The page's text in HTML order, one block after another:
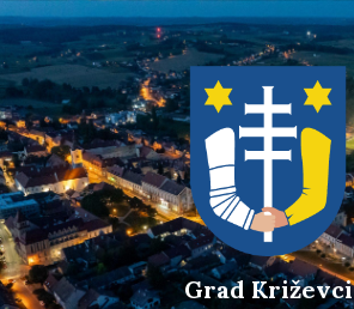
Skip
to
content
Skip
to
main
navigation
Skip
to
footer
Grad Križevci